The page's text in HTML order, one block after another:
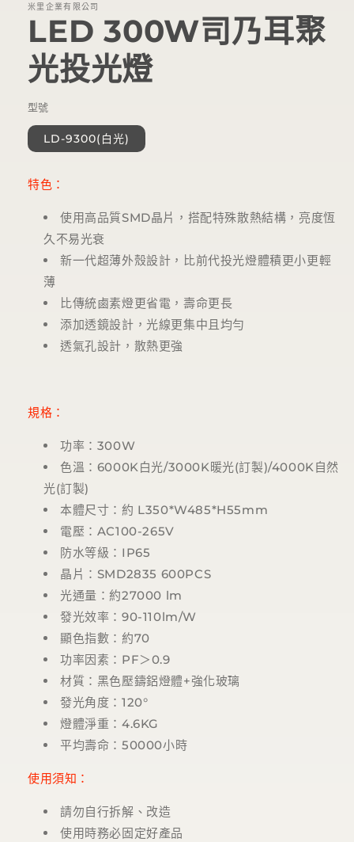
案
1
米里企業有限公司
LED 300W司乃耳聚
光投光燈
型號
LD-9300(白光)
特色：
使用高品質SMD晶片，搭配特殊散熱結構，亮度恆
久不易光衰
新一代超薄外殼設計，比前代投光燈體積更小更輕
薄
比傳統鹵素燈更省電，壽命更長
添加透鏡設計，光線更集中且均勻
透氣孔設計，散熱更強
規格：
功率：300W
色溫：6000K白光/3000K暖光(訂製)/4000K自然
光(訂製)
本體尺寸：約 L350*W485*H55mm
電壓：AC100-265V
防水等級：IP65
晶片：SMD2835 600PCS
光通量：約27000 lm
發光效率：90-110lm/W
顯色指數：約70
功率因素：PF＞0.9
材質：黑色壓鑄鋁燈體+強化玻璃
發光角度：120°
燈體淨重：4.6KG
平均壽命：50000小時
使用須知：
請勿自行拆解、改造
使用時務必固定好產品